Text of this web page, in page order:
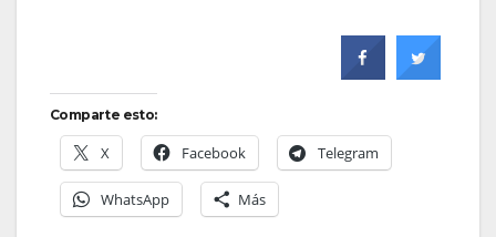
Comparte esto:
X Facebook Telegram
WhatsApp Más